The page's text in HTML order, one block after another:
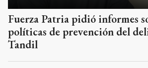
Fuerza Patria pidió informes
políticas de prevención del
Tandil